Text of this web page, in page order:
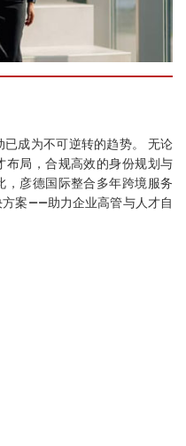
成为不可逆转的趋势。
无论
布局，合规高效的身份规划与
，彦德国际整合多年跨境服务
案——助力企业高管与人才自